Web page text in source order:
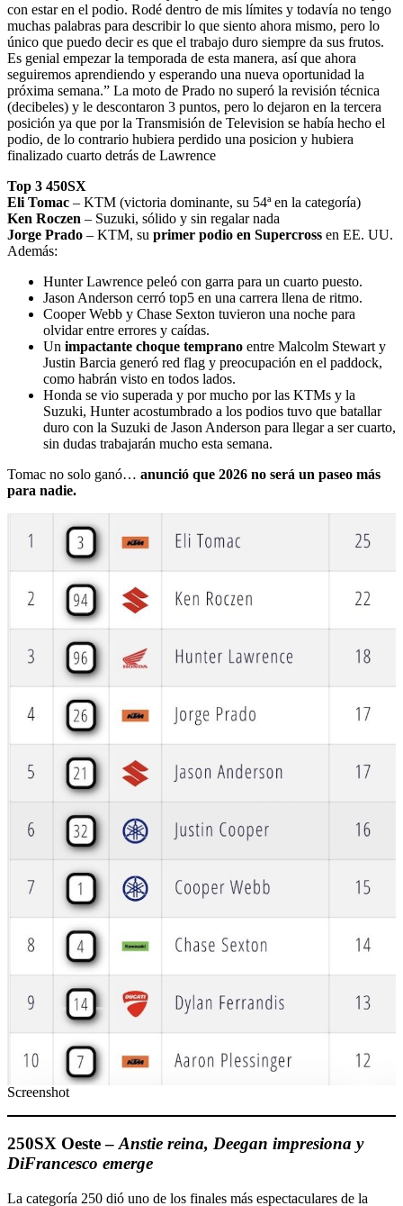
con estar en el podio. Rodé dentro de mis límites y todavía no tengo
muchas palabras para describir lo que siento ahora mismo, pero lo
único que puedo decir es que el trabajo duro siempre da sus frutos.
Es genial empezar la temporada de esta manera, así que ahora
seguiremos aprendiendo y esperando una nueva oportunidad la
próxima semana.” La moto de Prado no superó la revisión técnica
(decibeles) y le descontaron 3 puntos, pero lo dejaron en la tercera
posición ya que por la Transmisión de Television se había hecho el
podio, de lo contrario hubiera perdido una posicion y hubiera
finalizado cuarto detrás de Lawrence
Top 3 450SX
Eli Tomac – KTM (victoria dominante, su 54ª en la categoría)
Ken Roczen – Suzuki, sólido y sin regalar nada
Jorge Prado – KTM, su primer podio en Supercross en EE. UU.
Además:
Hunter Lawrence peleó con garra para un cuarto puesto.
Jason Anderson cerró top5 en una carrera llena de ritmo.
Cooper Webb y Chase Sexton tuvieron una noche para
olvidar entre errores y caídas.
Un impactante choque temprano entre Malcolm Stewart y
Justin Barcia generó red flag y preocupación en el paddock,
como habrán visto en todos lados.
Honda se vio superada y por mucho por las KTMs y la
Suzuki, Hunter acostumbrado a los podios tuvo que batallar
duro con la Suzuki de Jason Anderson para llegar a ser cuarto,
sin dudas trabajarán mucho esta semana.
Tomac no solo ganó… anunció que 2026 no será un paseo más
para nadie.
Screenshot
250SX Oeste – Anstie reina, Deegan impresiona y
DiFrancesco emerge
La categoría 250 dió uno de los finales más espectaculares de la